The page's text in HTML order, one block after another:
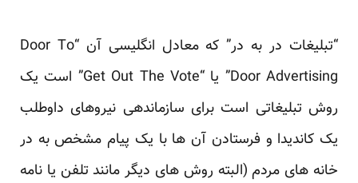
“تبلیغات در به در” که معادل انگلیسی آن “Door To
Door Advertising” یا “Get Out The Vote” است یک
روش تبلیغاتی است برای سازماندهی نیروهای داوطلب
یک کاندیدا و فرستادن آن ها با یک پیام مشخص به در
خانه های مردم (البته روش های دیگر مانند تلفن یا نامه